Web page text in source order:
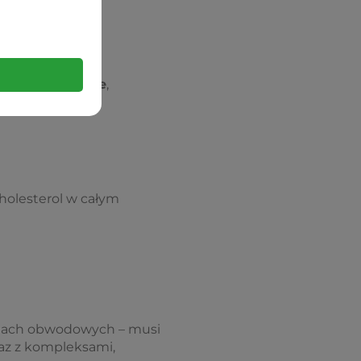
nerwowe,
w całym
obwodowych – musi
z kompleksami,